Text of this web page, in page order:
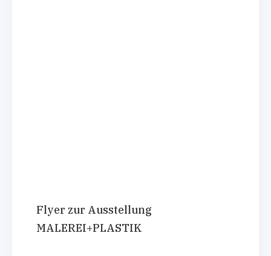
Flyer zur Ausstellung
MALEREI+PLASTIK